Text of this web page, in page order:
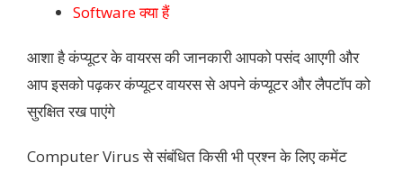
Software क्या हैं
आशा है कंप्यूटर के वायरस की जानकारी आपको पसंद आएगी और
आप इसको पढ़कर कंप्यूटर वायरस से अपने कंप्यूटर और लैपटॉप को
सुरक्षित रख पाएंगे
Computer Virus से संबंधित किसी भी प्रश्न के लिए कमेंट